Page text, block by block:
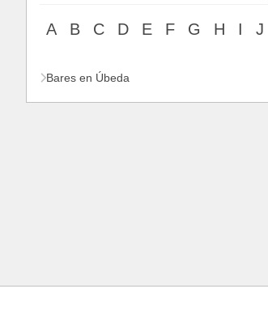
A B C D E F G H I J
Bares en Úbeda